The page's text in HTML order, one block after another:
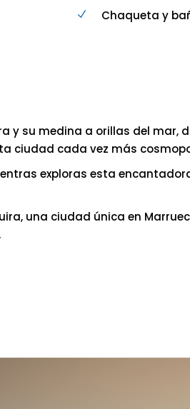
Chaqueta y
y su medina a orillas del mar,
ciudad cada vez más
exploras esta
una ciudad única en